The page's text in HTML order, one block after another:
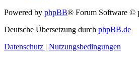
Powered by phpBB® Forum Software ©
Deutsche Übersetzung durch phpBB.de
Datenschutz | Nutzungsbedingungen